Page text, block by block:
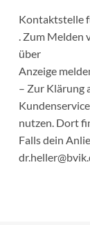
Kontaktstelle
. Zum Melden
über
Anzeige
– Zur Klärung
Kundenservice
nutzen. Dort
Falls dein